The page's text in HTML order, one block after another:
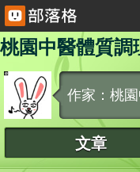
桃園中醫體質調
作家：桃
文章